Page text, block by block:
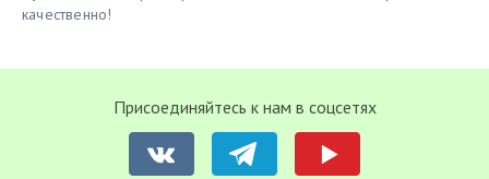
качественно!
Присоединяйтесь к нам в соцсетях